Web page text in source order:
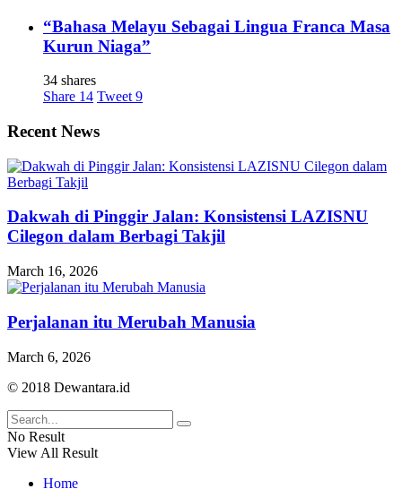
“Bahasa Melayu Sebagai Lingua Franca Masa
Kurun Niaga”
34 shares
Share 14 Tweet 9
Recent News
Dakwah di Pinggir Jalan: Konsistensi LAZISNU
Cilegon dalam Berbagi Takjil
March 16, 2026
Perjalanan itu Merubah Manusia
March 6, 2026
© 2018 Dewantara.id
No Result
View All Result
Home